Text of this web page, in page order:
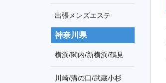
出張メンズエステ
神奈川県
横浜/関内/新横浜/鶴見
川崎/溝の口/武蔵小杉